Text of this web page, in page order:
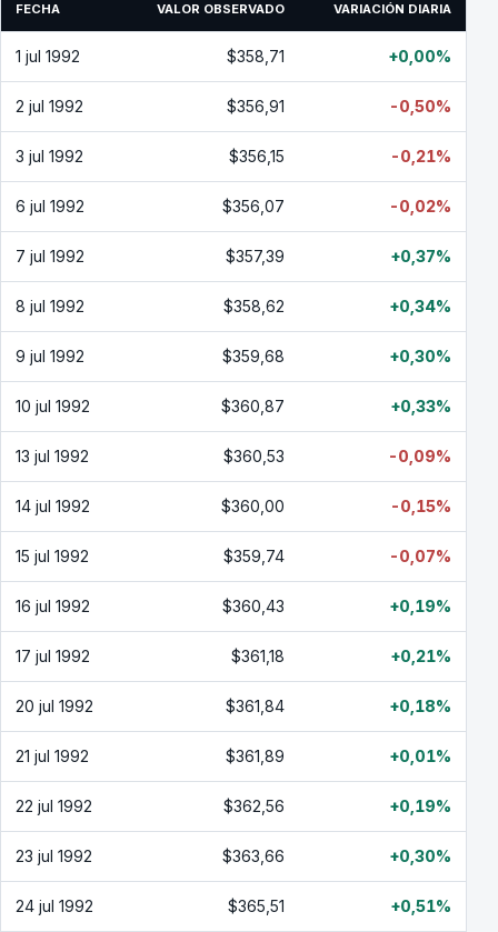
FECHA VALOR OBSERVADO VARIACIÓN DIARIA
1 jul 1992 $358,71 +0,00%
2 jul 1992 $356,91 -0,50%
3 jul 1992 $356,15 -0,21%
6 jul 1992 $356,07 -0,02%
7 jul 1992 $357,39 +0,37%
8 jul 1992 $358,62 +0,34%
9 jul 1992 $359,68 +0,30%
10 jul 1992 $360,87 +0,33%
13 jul 1992 $360,53 -0,09%
14 jul 1992 $360,00 -0,15%
15 jul 1992 $359,74 -0,07%
16 jul 1992 $360,43 +0,19%
17 jul 1992 $361,18 +0,21%
20 jul 1992 $361,84 +0,18%
21 jul 1992 $361,89 +0,01%
22 jul 1992 $362,56 +0,19%
23 jul 1992 $363,66 +0,30%
24 jul 1992 $365,51 +0,51%